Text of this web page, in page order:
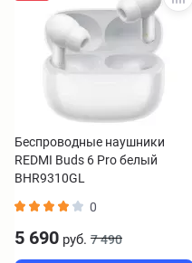
Беспроводные наушники
REDMI Buds 6 Pro белый
BHR9310GL
0
5 690 руб. 7 490